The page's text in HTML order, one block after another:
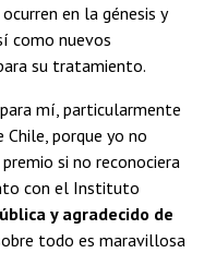
en la génesis y
como nuevos
su tratamiento.
mí, particularmente
Chile, porque yo no
si no reconociera
con el Instituto
y agradecido de
todo es maravillosa